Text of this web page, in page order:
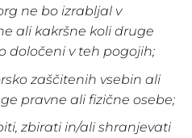
ne bo izrabljal v
ali kakršne koli druge
določeni v teh pogojih;
zaščitenih vsebin ali
pravne ali fizične osebe;
zbirati in/ali shranjevati